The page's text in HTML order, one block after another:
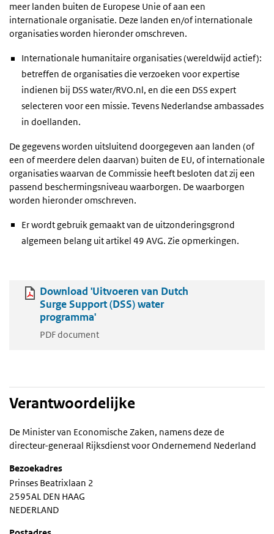
meer landen buiten de Europese Unie of aan een
internationale organisatie. Deze landen en/of internationale
organisaties worden hieronder omschreven.
Internationale humanitaire organisaties (wereldwijd actief):
betreffen de organisaties die verzoeken voor expertise
indienen bij DSS water/RVO.nl, en die een DSS expert
selecteren voor een missie. Tevens Nederlandse ambassades
in doellanden.
De gegevens worden uitsluitend doorgegeven aan landen (of
een of meerdere delen daarvan) buiten de EU, of internationale
organisaties waarvan de Commissie heeft besloten dat zij een
passend beschermingsniveau waarborgen. De waarborgen
worden hieronder omschreven.
Er wordt gebruik gemaakt van de uitzonderingsgrond
algemeen belang uit artikel 49 AVG. Zie opmerkingen.
Download 'Uitvoeren van Dutch
Surge Support (DSS) water
programma'
PDF document
Verantwoordelijke
De Minister van Economische Zaken, namens deze de
directeur-generaal Rijksdienst voor Ondernemend Nederland
Bezoekadres
Prinses Beatrixlaan 2
2595AL DEN HAAG
NEDERLAND